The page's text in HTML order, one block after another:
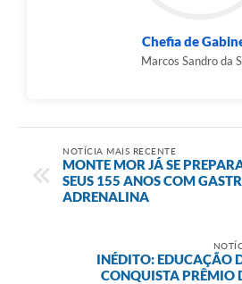
Chefia de
Marcos Sandro da
NOTÍCIA MAIS RECENTE
MONTE MOR JÁ SE
SEUS 155 ANOS COM
ADRENALINA
INÉDITO: EDUCAÇÃO
CONQUISTA PRÊMIO